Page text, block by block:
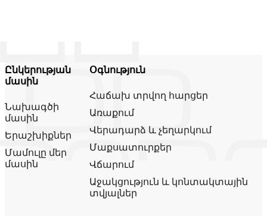
Ընկերության
մասին
Նախագծի
մասին
Երաշխիքներ
Մամուլը մեր
մասին
Օգնություն
Հաճախ տրվող հարցեր
Առաքում
Վերադարձ և չեղարկում
Մաքսատուրքեր
Վճարում
Աջակցություն և կոնտակտային
տվյալներ